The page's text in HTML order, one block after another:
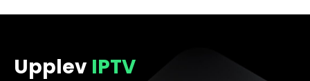
Upplev IPTV